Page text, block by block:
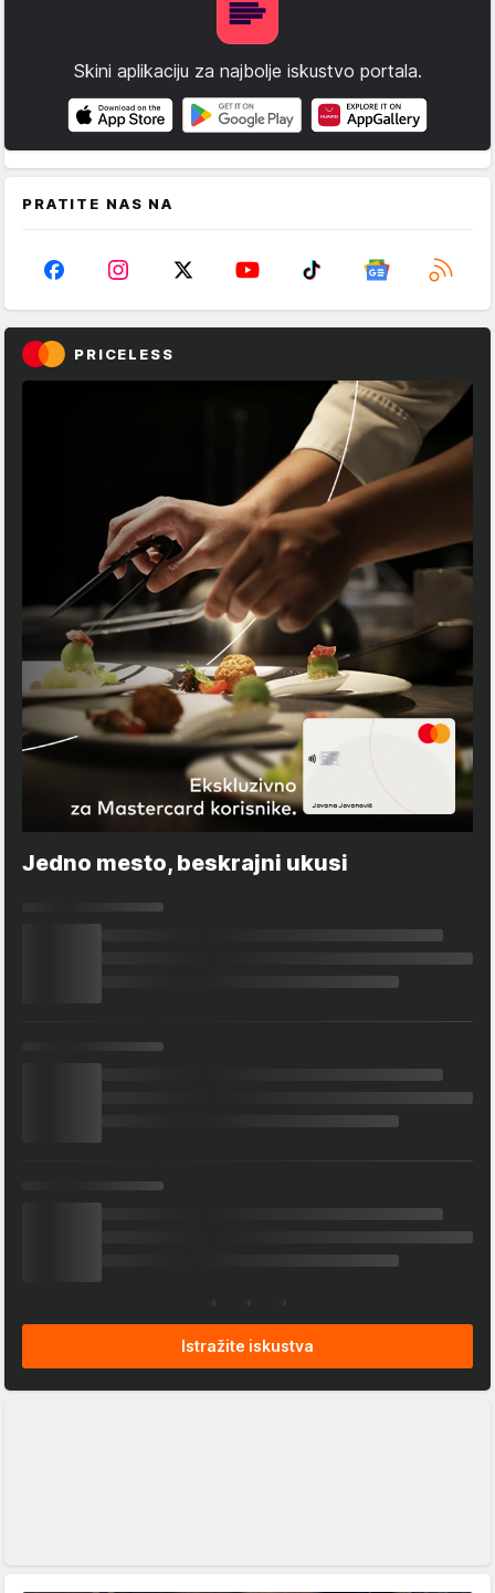
Skini aplikaciju za najbolje iskustvo portala.
PRATITE NAS NA
PRICELESS
Jedno mesto, beskrajni ukusi
Istražite iskustva